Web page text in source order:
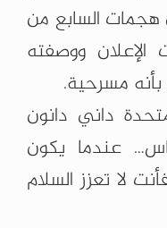
السابع من
الإعلان ووصفته
مسرحية.
داني دانون
عندما يكون
لا تعزز السلام